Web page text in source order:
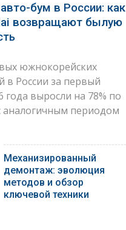
бум в России: как
возвращают былую
южнокорейских
в России за первый
года выросли на 78% по
аналогичным периодом
Механизированный
демонтаж: эволюция
методов и обзор
ключевой техники